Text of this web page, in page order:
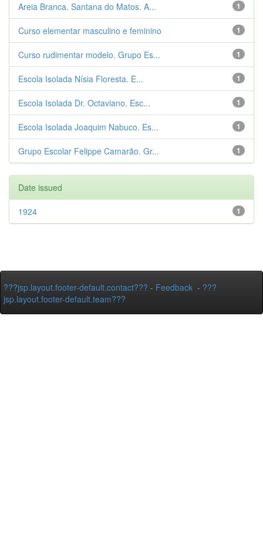
1
Areia Branca. Santana do Matos. A...
1
Curso elementar masculino e feminino
1
Curso rudimentar modelo. Grupo Es...
1
Escola Isolada Nísia Floresta. E...
1
Escola Isolada Dr. Octaviano. Esc...
1
Escola Isolada Joaquim Nabuco. Es...
1
Grupo Escolar Felippe Camarão. Gr...
Date issued
1
1924
???jsp.layout.footer-default.contact??? - Feedback - ???
jsp.layout.footer-default.team???